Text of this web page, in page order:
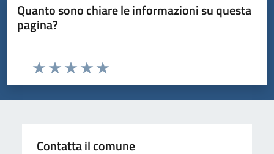
Quanto sono chiare le informazioni su questa
pagina?
Valuta da 1 a 5 stelle la pagina
Valuta 5 stelle su 5
Valuta 4 stelle su 5
Valuta 3 stelle su 5
Valuta 2 stelle su 5
Valuta 1 stelle su 5
Contatta il comune